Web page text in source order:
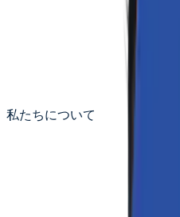
私たちについて